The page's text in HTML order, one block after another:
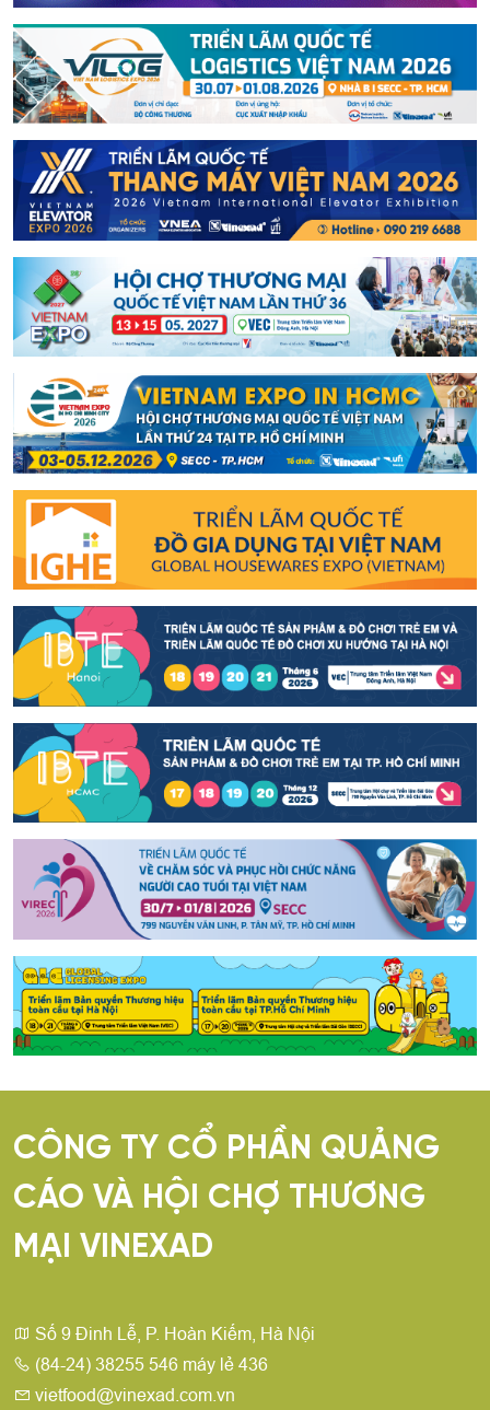
CÔNG TY CỔ PHẦN QUẢNG
CÁO VÀ HỘI CHỢ THƯƠNG
MẠI VINEXAD
Số 9 Đinh Lễ, P. Hoàn Kiếm, Hà Nội
(84-24) 38255 546 máy lẻ 436
vietfood@vinexad.com.vn